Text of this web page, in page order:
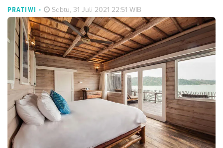
PRATIWI - Sabtu, 31 Juli 2021 22:51 WIB